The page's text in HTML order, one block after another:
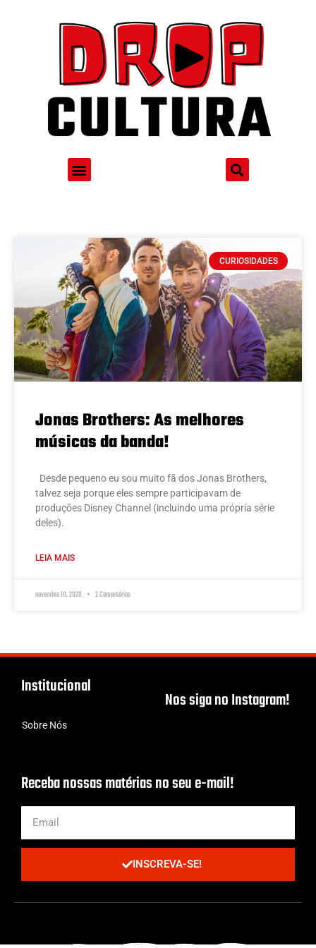
CURIOSIDADES
Jonas Brothers: As melhores
músicas da banda!
Desde pequeno eu sou muito fã dos Jonas Brothers,
talvez seja porque eles sempre participavam de
produções Disney Channel (incluindo uma própria série
deles).
LEIA MAIS
novembro 10, 2020 2 Comentários
Institucional
Sobre Nós
Nos siga no Instagram!
Receba nossas matérias no seu e-mail!
INSCREVA-SE!